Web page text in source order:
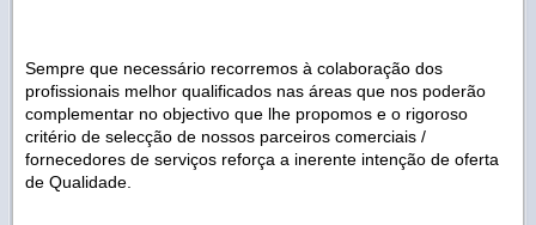
Sempre que necessário recorremos à colaboração dos
profissionais melhor qualificados nas áreas que nos poderão
complementar no objectivo que lhe propomos e o rigoroso
critério de selecção de nossos parceiros comerciais /
fornecedores de serviços reforça a inerente intenção de oferta
de Qualidade.